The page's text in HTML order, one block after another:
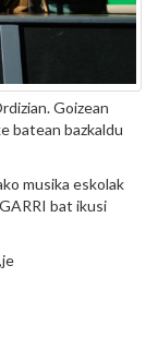
Goizean
batean bazkaldu
musika eskolak
bat ikusi